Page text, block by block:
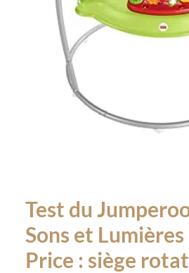
Test du
Sons et
Price : siège